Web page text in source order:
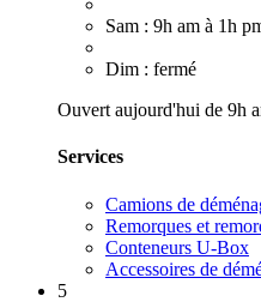
Sam : 9h am à 1h
Dim : fermé
Ouvert aujourd'hui de 9h
Services
Camions de
Remorques et
Conteneurs U-Box
Accessoires de
5